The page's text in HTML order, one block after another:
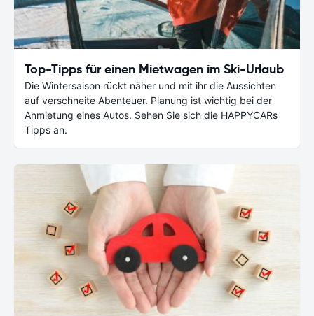
Top-Tipps für einen Mietwagen im Ski-Urlaub
Die Wintersaison rückt näher und mit ihr die Aussichten
auf verschneite Abenteuer. Planung ist wichtig bei der
Anmietung eines Autos. Sehen Sie sich die HAPPYCARs
Tipps an.